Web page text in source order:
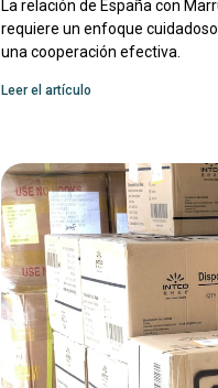
La relación de España con
requiere un enfoque
una cooperación efectiva.
Leer el artículo